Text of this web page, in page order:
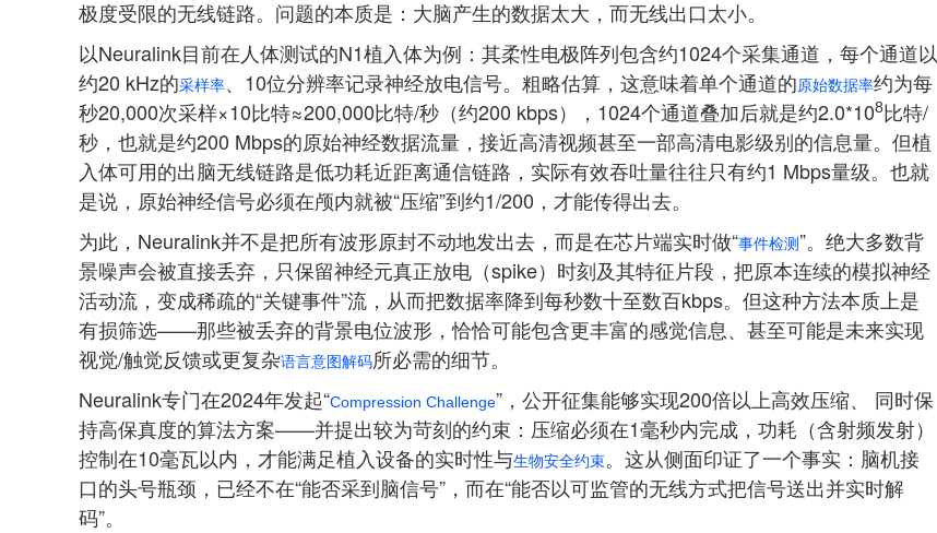
极度受限的无线链路。问题的本质是：大脑产生的数据太大，而无线出口太小。
以Neuralink目前在人体测试的N1植入体为例：其柔性电极阵列包含约1024个采集通道，每个通道以
约20 kHz的采样率、10位分辨率记录神经放电信号。粗略估算，这意味着单个通道的原始数据率约为每
秒20,000次采样×10比特≈200,000比特/秒（约200 kbps），1024个通道叠加后就是约2.0*108比特/
秒，也就是约200 Mbps的原始神经数据流量，接近高清视频甚至一部高清电影级别的信息量。但植
入体可用的出脑无线链路是低功耗近距离通信链路，实际有效吞吐量往往只有约1 Mbps量级。也就
是说，原始神经信号必须在颅内就被“压缩”到约1/200，才能传得出去。
为此，Neuralink并不是把所有波形原封不动地发出去，而是在芯片端实时做“事件检测”。绝大多数背
景噪声会被直接丢弃，只保留神经元真正放电（spike）时刻及其特征片段，把原本连续的模拟神经
活动流，变成稀疏的“关键事件”流，从而把数据率降到每秒数十至数百kbps。但这种方法本质上是
有损筛选——那些被丢弃的背景电位波形，恰恰可能包含更丰富的感觉信息、甚至可能是未来实现
视觉/触觉反馈或更复杂语言意图解码所必需的细节。
Neuralink专门在2024年发起“Compression Challenge”，公开征集能够实现200倍以上高效压缩、 同时保
持高保真度的算法方案——并提出较为苛刻的约束：压缩必须在1毫秒内完成，功耗（含射频发射）
控制在10毫瓦以内，才能满足植入设备的实时性与生物安全约束。这从侧面印证了一个事实：脑机接
口的头号瓶颈，已经不在“能否采到脑信号”，而在“能否以可监管的无线方式把信号送出并实时解
码”。